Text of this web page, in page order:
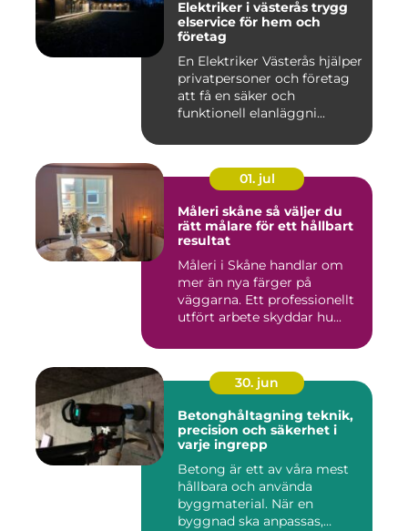
Elektriker i västerås trygg
elservice för hem och
företag
En Elektriker Västerås hjälper
privatpersoner och företag
att få en säker och
funktionell elanläggni...
01. jul
Måleri skåne så väljer du
rätt målare för ett hållbart
resultat
Måleri i Skåne handlar om
mer än nya färger på
väggarna. Ett professionellt
utfört arbete skyddar hu...
30. jun
Betonghåltagning teknik,
precision och säkerhet i
varje ingrepp
Betong är ett av våra mest
hållbara och använda
byggmaterial. När en
byggnad ska anpassas,